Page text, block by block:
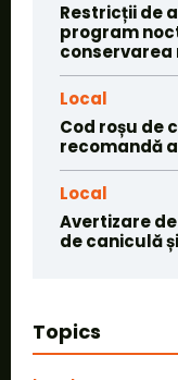
Restricții de
program
conservarea
Local
Cod roșu de
recomandă
Local
Avertizare de
de caniculă
Topics